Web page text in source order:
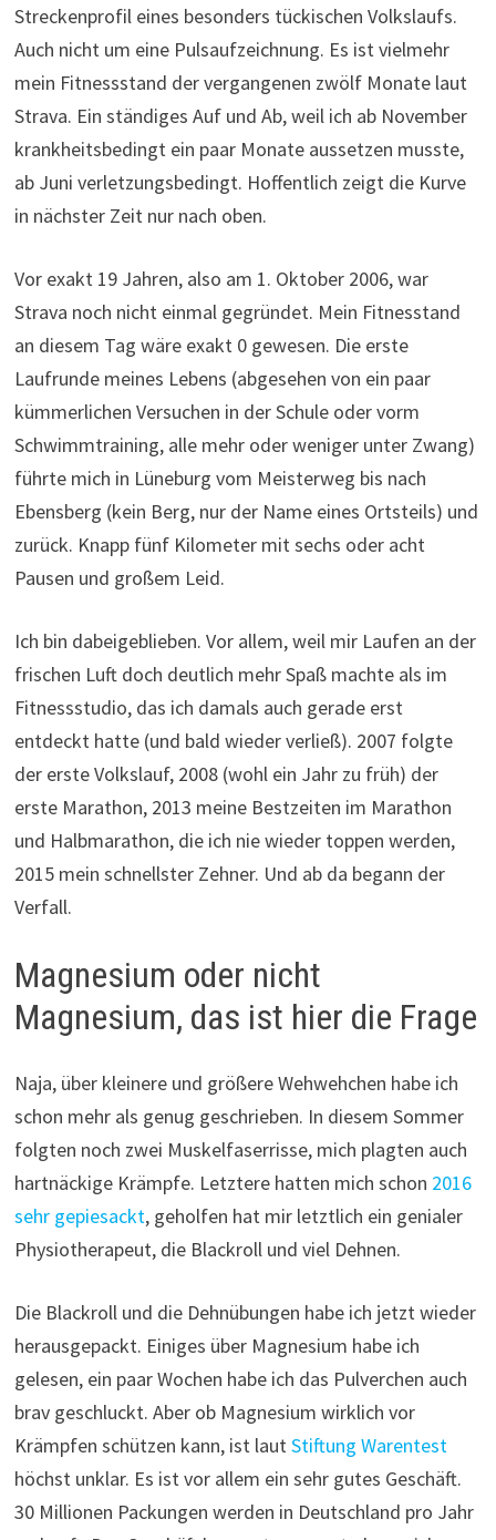
Streckenprofil eines besonders tückischen Volkslaufs.
Auch nicht um eine Pulsaufzeichnung. Es ist vielmehr
mein Fitnessstand der vergangenen zwölf Monate laut
Strava. Ein ständiges Auf und Ab, weil ich ab November
krankheitsbedingt ein paar Monate aussetzen musste,
ab Juni verletzungsbedingt. Hoffentlich zeigt die Kurve
in nächster Zeit nur nach oben.
Vor exakt 19 Jahren, also am 1. Oktober 2006, war
Strava noch nicht einmal gegründet. Mein Fitnesstand
an diesem Tag wäre exakt 0 gewesen. Die erste
Laufrunde meines Lebens (abgesehen von ein paar
kümmerlichen Versuchen in der Schule oder vorm
Schwimmtraining, alle mehr oder weniger unter Zwang)
führte mich in Lüneburg vom Meisterweg bis nach
Ebensberg (kein Berg, nur der Name eines Ortsteils) und
zurück. Knapp fünf Kilometer mit sechs oder acht
Pausen und großem Leid.
Ich bin dabeigeblieben. Vor allem, weil mir Laufen an der
frischen Luft doch deutlich mehr Spaß machte als im
Fitnessstudio, das ich damals auch gerade erst
entdeckt hatte (und bald wieder verließ). 2007 folgte
der erste Volkslauf, 2008 (wohl ein Jahr zu früh) der
erste Marathon, 2013 meine Bestzeiten im Marathon
und Halbmarathon, die ich nie wieder toppen werden,
2015 mein schnellster Zehner. Und ab da begann der
Verfall.
Magnesium oder nicht
Magnesium, das ist hier die Frage
Naja, über kleinere und größere Wehwehchen habe ich
schon mehr als genug geschrieben. In diesem Sommer
folgten noch zwei Muskelfaserrisse, mich plagten auch
hartnäckige Krämpfe. Letztere hatten mich schon 2016
sehr gepiesackt, geholfen hat mir letztlich ein genialer
Physiotherapeut, die Blackroll und viel Dehnen.
Die Blackroll und die Dehnübungen habe ich jetzt wieder
herausgepackt. Einiges über Magnesium habe ich
gelesen, ein paar Wochen habe ich das Pulverchen auch
brav geschluckt. Aber ob Magnesium wirklich vor
Krämpfen schützen kann, ist lautStiftung Warentest
höchst unklar. Es ist vor allem ein sehr gutes Geschäft.
30 Millionen Packungen werden in Deutschland pro Jahr